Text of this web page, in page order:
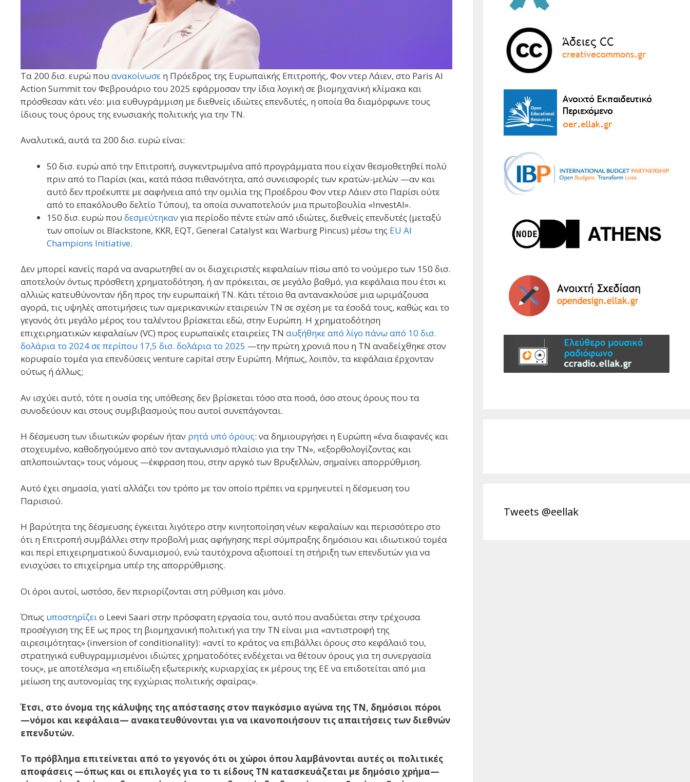
Τα 200 δισ. ευρώ που ανακοίνωσε η Πρόεδρος της Ευρωπαϊκής Επιτροπής, Φον ντερ Λάιεν, στο Paris AI
Action Summit τον Φεβρουάριο του 2025 εφάρμοσαν την ίδια λογική σε βιομηχανική κλίμακα και
πρόσθεσαν κάτι νέο: μια ευθυγράμμιση με διεθνείς ιδιώτες επενδυτές, η οποία θα διαμόρφωνε τους
ίδιους τους όρους της ενωσιακής πολιτικής για την ΤΝ.
Αναλυτικά, αυτά τα 200 δισ. ευρώ είναι:
50 δισ. ευρώ από την Επιτροπή, συγκεντρωμένα από προγράμματα που είχαν θεσμοθετηθεί πολύ
πριν από το Παρίσι (και, κατά πάσα πιθανότητα, από συνεισφορές των κρατών-μελών —αν και
αυτό δεν προέκυπτε με σαφήνεια από την ομιλία της Προέδρου Φον ντερ Λάιεν στο Παρίσι ούτε
από το επακόλουθο δελτίο Τύπου), τα οποία συναποτελούν μια πρωτοβουλία «InvestAI».
150 δισ. ευρώ που δεσμεύτηκαν για περίοδο πέντε ετών από ιδιώτες, διεθνείς επενδυτές (μεταξύ
των οποίων οι Blackstone, KKR, EQT, General Catalyst και Warburg Pincus) μέσω της EU AI
Champions Initiative.
Δεν μπορεί κανείς παρά να αναρωτηθεί αν οι διαχειριστές κεφαλαίων πίσω από το νούμερο των 150 δισ.
αποτελούν όντως πρόσθετη χρηματοδότηση, ή αν πρόκειται, σε μεγάλο βαθμό, για κεφάλαια που έτσι κι
αλλιώς κατευθύνονταν ήδη προς την ευρωπαϊκή ΤΝ. Κάτι τέτοιο θα αντανακλούσε μια ωριμάζουσα
αγορά, τις υψηλές αποτιμήσεις των αμερικανικών εταιρειών ΤΝ σε σχέση με τα έσοδά τους, καθώς και το
γεγονός ότι μεγάλο μέρος του ταλέντου βρίσκεται εδώ, στην Ευρώπη. Η χρηματοδότηση
επιχειρηματικών κεφαλαίων (VC) προς ευρωπαϊκές εταιρείες ΤΝ αυξήθηκε από λίγο πάνω από 10 δισ.
δολάρια το 2024 σε περίπου 17,5 δισ. δολάρια το 2025 —την πρώτη χρονιά που η ΤΝ αναδείχθηκε στον
κορυφαίο τομέα για επενδύσεις venture capital στην Ευρώπη. Μήπως, λοιπόν, τα κεφάλαια έρχονταν
ούτως ή άλλως;
Αν ισχύει αυτό, τότε η ουσία της υπόθεσης δεν βρίσκεται τόσο στα ποσά, όσο στους όρους που τα
συνοδεύουν και στους συμβιβασμούς που αυτοί συνεπάγονται.
Η δέσμευση των ιδιωτικών φορέων ήταν ρητά υπό όρους: να δημιουργήσει η Ευρώπη «ένα διαφανές και
στοχευμένο, καθοδηγούμενο από τον ανταγωνισμό πλαίσιο για την ΤΝ», «εξορθολογίζοντας και
απλοποιώντας» τους νόμους —έκφραση που, στην αργκό των Βρυξελλών, σημαίνει απορρύθμιση.
Αυτό έχει σημασία, γιατί αλλάζει τον τρόπο με τον οποίο πρέπει να ερμηνευτεί η δέσμευση του
Παρισιού.
Η βαρύτητα της δέσμευσης έγκειται λιγότερο στην κινητοποίηση νέων κεφαλαίων και περισσότερο στο
ότι η Επιτροπή συμβάλλει στην προβολή μιας αφήγησης περί σύμπραξης δημόσιου και ιδιωτικού τομέα
και περί επιχειρηματικού δυναμισμού, ενώ ταυτόχρονα αξιοποιεί τη στήριξη των επενδυτών για να
ενισχύσει το επιχείρημα υπέρ της απορρύθμισης.
Οι όροι αυτοί, ωστόσο, δεν περιορίζονται στη ρύθμιση και μόνο.
Όπως υποστηρίζειο Leevi Saari στην πρόσφατη εργασία του, αυτό που αναδύεται στην τρέχουσα
προσέγγιση της ΕΕ ως προς τη βιομηχανική πολιτική για την ΤΝ είναι μια «αντιστροφή της
αιρεσιμότητας» (inversion of conditionality): «αντί το κράτος να επιβάλλει όρους στο κεφάλαιό του,
στρατηγικά ευθυγραμμισμένοι ιδιώτες χρηματοδότες ενδέχεται να θέτουν όρους για τη συνεργασία
τους», με αποτέλεσμα «η επιδίωξη εξωτερικής κυριαρχίας εκ μέρους της ΕΕ να επιδοτείται από μια
μείωση της αυτονομίας της εγχώριας πολιτικής σφαίρας».
Έτσι, στο όνομα της κάλυψης της απόστασης στον παγκόσμιο αγώνα της ΤΝ, δημόσιοι πόροι
—νόμοι και κεφάλαια— ανακατευθύνονται για να ικανοποιήσουν τις απαιτήσεις των διεθνών
επενδυτών.
Το πρόβλημα επιτείνεται από το γεγονός ότι οι χώροι όπου λαμβάνονται αυτές οι πολιτικές
αποφάσεις —όπως και οι επιλογές για το τι είδους ΤΝ κατασκευάζεται με δημόσιο χρήμα—
Tweets @eellak